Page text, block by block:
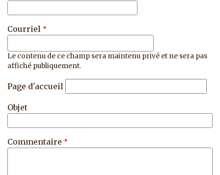
Courriel
Le contenu de ce champ sera maintenu privé et ne sera pas
affiché publiquement.
Page d'accueil
Objet
Commentaire